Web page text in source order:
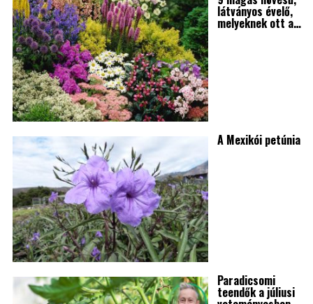
látványos évelő,
melyeknek ott a…
A Mexikói petúnia
Paradicsomi
teendők a júliusi